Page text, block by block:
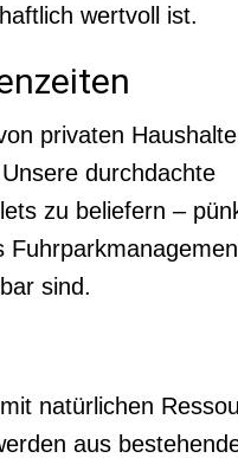
wertvoll ist.
privaten
durchdachte
zu beliefern –
sind.
natürlichen
aus